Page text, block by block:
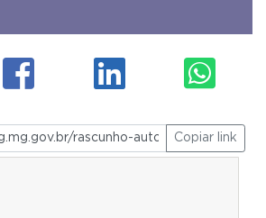
Copiar link